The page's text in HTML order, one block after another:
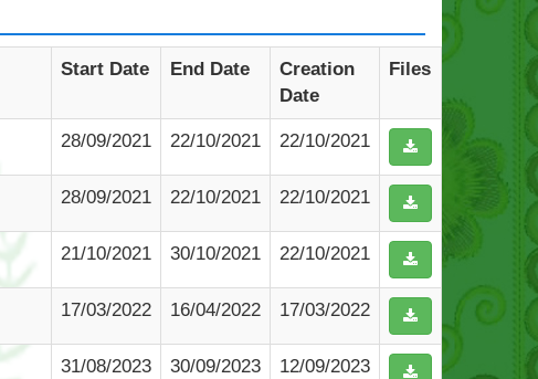
Start Date End Date
Creation
Date
Files
28/09/2021 22/10/2021 22/10/2021
28/09/2021 22/10/2021 22/10/2021
21/10/2021 30/10/2021 22/10/2021
17/03/2022 16/04/2022 17/03/2022
31/08/2023 30/09/2023 12/09/2023